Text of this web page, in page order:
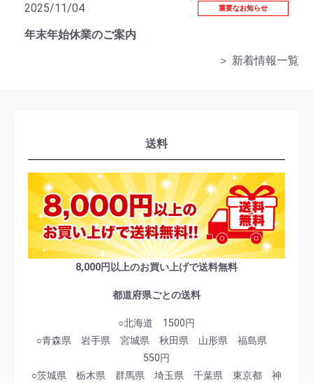
2025/11/04
重要なお知らせ
年末年始休業のご案内
＞ 新着情報一覧
送料
8,000円以上のお買い上げで送料無料
都道府県ごとの送料
○北海道 1500円
○青森県 岩手県 宮城県 秋田県 山形県 福島県
550円
○茨城県 栃木県 群馬県 埼玉県 千葉県 東京都 神